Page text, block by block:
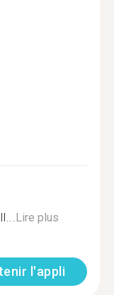
Lire plus
l'appli